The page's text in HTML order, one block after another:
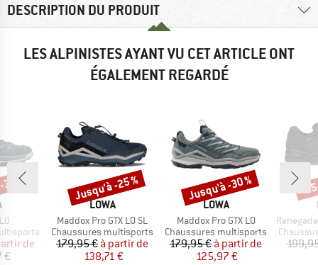
DESCRIPTION DU PRODUIT
LES ALPINISTES AYANT VU CET ARTICLE ONT
ÉGALEMENT REGARDÉ
réduit
de
€
%
MARQUE
LOWA
Article
Maddox Pro GTX LO SL
Product group
Chaussures multisports
Prix
179,95 € Prix réduit
à partir de
138,71 €
Remise
Jusqu'à -25 %
MARQUE
LOWA
Article
Maddox Pro GTX LO
Product group
Chaussures multisports
Prix
179,95 € Prix réduit
à partir de
125,97 €
Remise
Jusqu'à -30 %
Article
Renegade
Product
-